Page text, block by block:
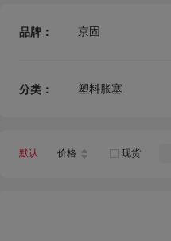
品牌： 京固
分类： 塑料胀塞
默认 价格 现货